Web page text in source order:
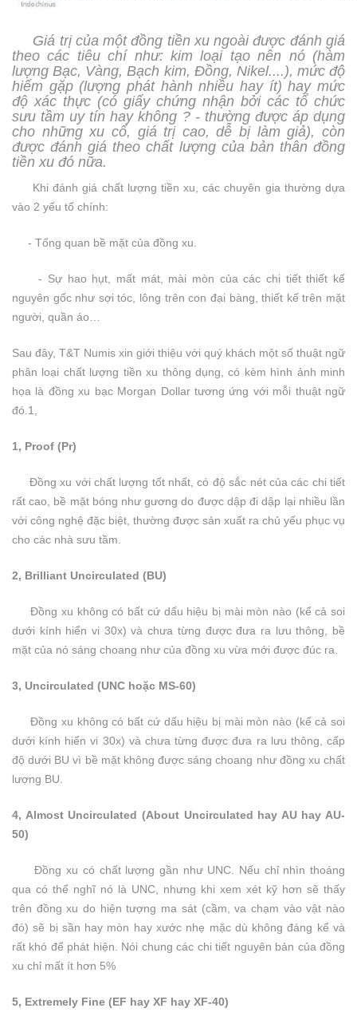
Giá trị của một đồng tiền xu ngoài được đánh giá
theo các tiêu chí như: kim loại tạo nên nó (hàm
lượng Bạc, Vàng, Bạch kim, Đồng, Nikel....), mức độ
hiếm gặp (lượng phát hành nhiều hay ít) hay mức
độ xác thực (có giấy chứng nhận bởi các tổ chức
sưu tầm uy tín hay không ? - thường được áp dụng
cho những xu cổ, giá trị cao, dễ bị làm giả), còn
được đánh giá theo chất lượng của bản thân đồng
tiền xu đó nữa.
Khi đánh giá chất lượng tiền xu, các chuyên gia thường dựa
vào 2 yếu tố chính:
- Tổng quan bề mặt của đồng xu.
- Sự hao hụt, mất mát, mài mòn của các chi tiết thiết kế
nguyên gốc như sợi tóc, lông trên con đại bàng, thiết kế trên mặt
người, quần áo…
Sau đây, T&T Numis xin giới thiệu với quý khách một số thuật ngữ
phân loại chất lượng tiền xu thông dụng, có kèm hình ảnh minh
họa là đồng xu bạc Morgan Dollar tương ứng với mỗi thuật ngữ
đó.1,
1, Proof (Pr)
Đồng xu với chất lượng tốt nhất, có độ sắc nét của các chi tiết
rất cao, bề mặt bóng như gương do được dập đi dập lại nhiều lần
với công nghệ đặc biệt, thường được sản xuất ra chủ yếu phục vụ
cho các nhà sưu tầm.
2, Brilliant Uncirculated (BU)
Đồng xu không có bất cứ dấu hiệu bị mài mòn nào (kể cả soi
dưới kính hiển vi 30x) và chưa từng được đưa ra lưu thông, bề
mặt của nó sáng choang như của đồng xu vừa mới được đúc ra.
3, Uncirculated (UNC hoặc MS-60)
Đồng xu không có bất cứ dấu hiệu bị mài mòn nào (kể cả soi
dưới kính hiển vi 30x) và chưa từng được đưa ra lưu thông, cấp
độ dưới BU vì bề mặt không được sáng choang như đồng xu chất
lượng BU.
4, Almost Uncirculated (About Uncirculated hay AU hay AU-
50)
Đồng xu có chất lượng gần như UNC. Nếu chỉ nhìn thoáng
qua có thể nghĩ nó là UNC, nhưng khi xem xét kỹ hơn sẽ thấy
trên đồng xu do hiện tượng ma sát (cầm, va chạm vào vật nào
đó) sẽ bị sần hay mòn hay xước nhẹ mặc dù không đáng kể và
rất khó để phát hiện. Nói chung các chi tiết nguyên bản của đồng
xu chỉ mất ít hơn 5%
5, Extremely Fine (EF hay XF hay XF-40)